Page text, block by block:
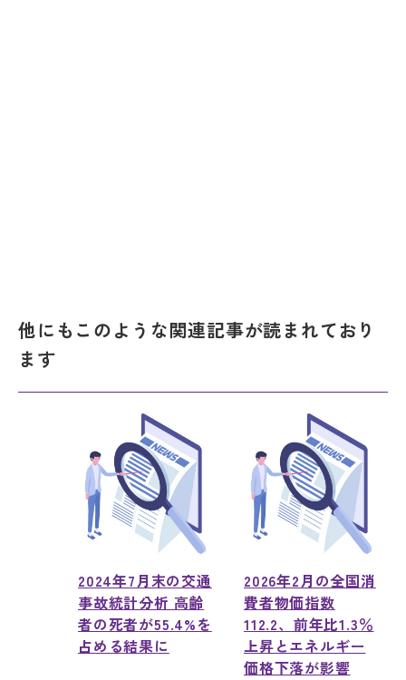
他にもこのような関連記事が読まれており
ます
2024年7月末の交通
事故統計分析 高齢
者の死者が55.4%を
占める結果に
2026年2月の全国消
費者物価指数
112.2、前年比1.3％
上昇とエネルギー
価格下落が影響